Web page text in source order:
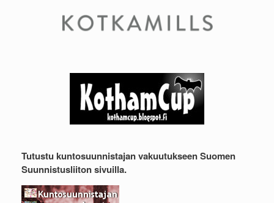
Tutustu kuntosuunnistajan vakuutukseen Suomen
Suunnistusliiton sivuilla.